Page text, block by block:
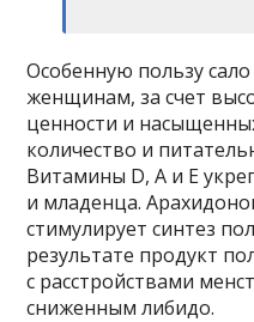
Особенную пользу
женщинам, за счет
ценности и
количество и
Витамины D, А и Е
и младенца.
стимулирует синтез
результате продукт
с расстройствами
сниженным либидо.